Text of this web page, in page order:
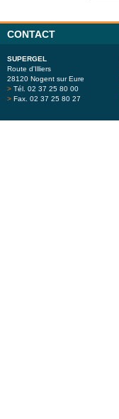
CONTACT
SUPERGEL
Route d'Illiers
28120 Nogent sur Eure
> Tél. 02 37 25 80 00
> Fax. 02 37 25 80 27